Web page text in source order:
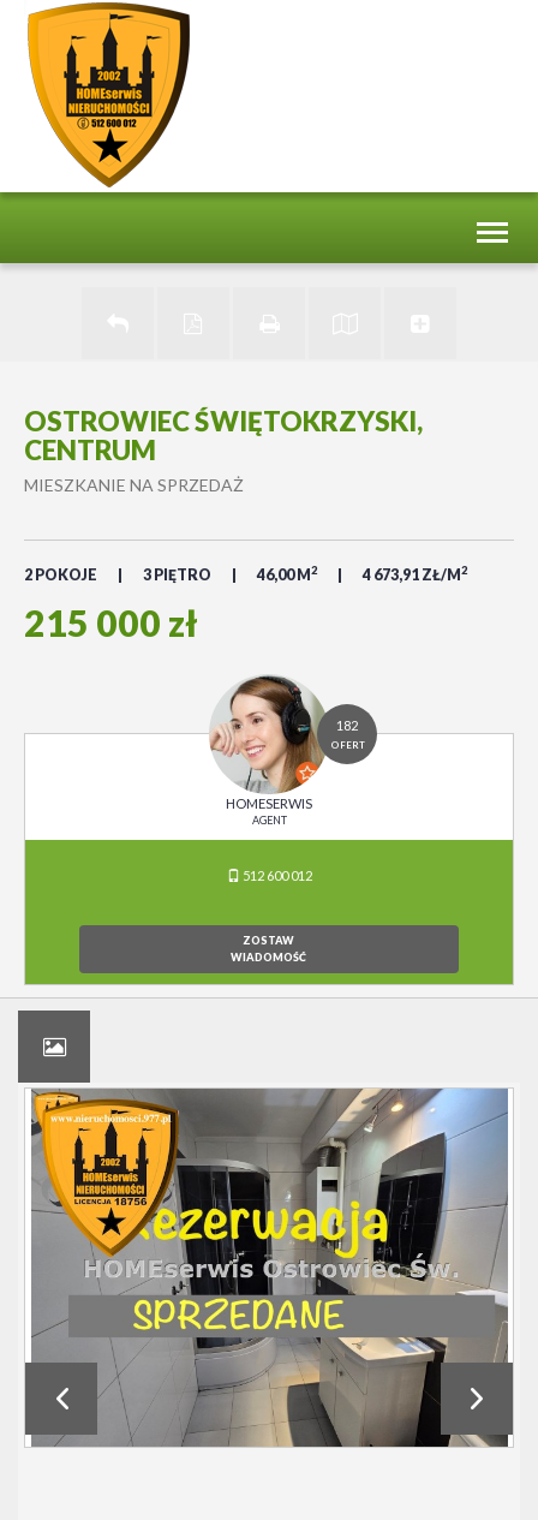
OSTROWIEC ŚWIĘTOKRZYSKI,
CENTRUM
MIESZKANIE NA SPRZEDAŻ
2 POKOJE 3 PIĘTRO 46,00 M 2 4 673,91 ZŁ/M 2
215 000 zł
182
OFERT
HOMESERWIS
AGENT
512 600 012
ZOSTAW
WIADOMOŚĆ